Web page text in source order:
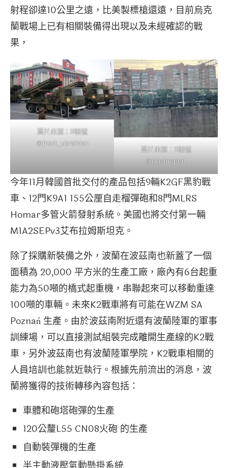
射程卻達10公里之遠，比美製標槍還遠，目前烏克
蘭戰場上已有相關裝備得出現以及未經確認的戰
果，
圖片來源：X帳號
@front_ukrainian
圖片來源：X帳號
@clashreport
今年11月韓國首批交付的產品包括9輛K2GF黑豹戰
車、12門K9A1 155公厘自走榴彈砲和8門MLRS
Homar多管火箭發射系統。美國也將交付第一輛
M1A2SEPv3艾布拉姆斯坦克。
除了採購新裝備之外，波蘭在波茲南也新蓋了一個
面積為 20,000 平方米的生產工廠，廠內有6台起重
能力為50噸的橋式起重機，串聯起來可以移動重達
100噸的車輛。未來K2戰車將有可能在WZM SA
Poznań 生產。由於波茲南附近還有波蘭陸軍的軍事
訓練場，可以直接測試組裝完成離開生產線的K2戰
車，另外波茲南也有波蘭陸軍學院，K2戰車相關的
人員培訓也能就近執行。根據先前流出的消息，波
蘭將獲得的技術轉移內容包括：
車體和砲塔砲彈的生產
120公釐L55 CN08火砲 的生產
自動裝彈機的生產